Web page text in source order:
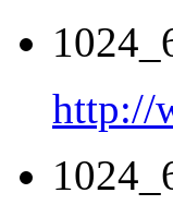
http://